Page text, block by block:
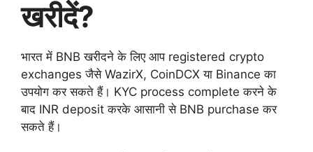
खरीदें?
भारत में BNB खरीदने के लिए आप registered crypto
exchanges जैसे WazirX, CoinDCX या Binance का
उपयोग कर सकते हैं। KYC process complete करने के
बाद INR deposit करके आसानी से BNB purchase कर
सकते हैं।